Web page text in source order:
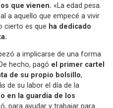
que vienen. «La edad pesa.
a aquello que empecé a vivir
cierto es que ha dedicado
a implicarse de una forma
hecho, pagó el primer cartel
de su propio bolsillo,
de su labor el día de la
en la guardia de los
para ayudar y trabajar para